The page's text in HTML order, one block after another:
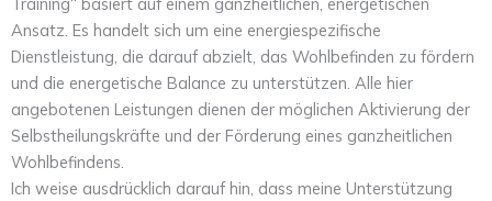
Ansatz. Es handelt sich um eine energiespezifische
Dienstleistung, die darauf abzielt, das Wohlbefinden zu fördern
und die energetische Balance zu unterstützen. Alle hier
angebotenen Leistungen dienen der möglichen Aktivierung der
Selbstheilungskräfte und der Förderung eines ganzheitlichen
Wohlbefindens.
Ich weise ausdrücklich darauf hin, dass meine Unterstützung